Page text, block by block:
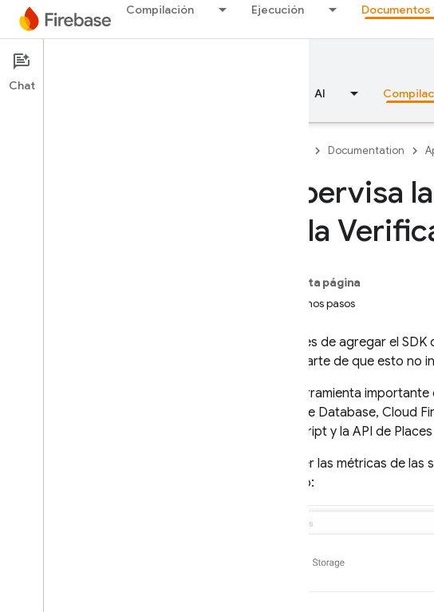
Compilación Ejecución Documentos
Documentation
Descripción general AI
Documentation
Supervisa
de la
En esta página
Próximos pasos
Después de agregar el SDK
asegurarte de que esto no
Una herramienta
Realtime Database, Cloud
JavaScript y la API de
Para ver las métricas de las
ejemplo:
Chat